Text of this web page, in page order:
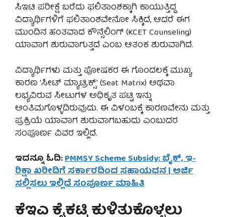
ಸಿಇಟಿ ಪರೀಕ್ಷೆ ಬರೆದು ಫಲಿತಾಂಶಕ್ಕಾಗಿ ಕಾಯುತ್ತಿದ್ದ
ವಿದ್ಯಾರ್ಥಿಗಳಿಗೆ ಫಲಿತಾಂಶವೇನೋ ಸಿಕ್ಕಿದೆ, ಆದರೆ ಈಗ
ಮುಂದಿನ ಹಂತವಾದ ಕೌನ್ಸೆಲಿಂಗ್ (KCET Counseling)
ಯಾವಾಗ ಶುರುವಾಗುತ್ತದೆ ಎಂಬ ಆತಂಕ ಶುರುವಾಗಿದೆ.
ವಿದ್ಯಾರ್ಥಿಗಳು ಮತ್ತು ಪೋಷಕರ ಈ ಗೊಂದಲಕ್ಕೆ ಮುಖ್ಯ
ಕಾರಣ ‘ಸೀಟ್ ಮ್ಯಾಟ್ರಿಕ್ಸ್’ (Seat Matrix) ಅಥವಾ
ಲಭ್ಯವಿರುವ ಸೀಟುಗಳ ಅಧಿಕೃತ ಪಟ್ಟಿ ಇನ್ನು
ಅಂತಿಮಗೊಳ್ಳದಿರುವುದು. ಈ ವಿಳಂಬಕ್ಕೆ ಕಾರಣವೇನು ಮತ್ತು
ಪ್ರಕ್ರಿಯೆ ಯಾವಾಗ ಶುರುವಾಗಬಹುದು ಎಂಬುದರ
ಸಂಪೂರ್ಣ ವಿವರ ಇಲ್ಲಿದೆ.
ಇದನ್ನೂ ಓದಿ:PMMSY Scheme Subsidy: ಬೈಕ್, ಇ-
ರಿಕ್ಷಾ ಖರೀದಿಗೆ ಸರ್ಕಾರದಿಂದ ಸಹಾಯಧನ | ಅರ್ಜಿ
ಸಲ್ಲಿಸಲು ಇಲ್ಲಿದೆ ಸಂಪೂರ್ಣ ಮಾಹಿತಿ
ಕೆಇಎ ಕೈಕಟ್ಟಿ ಕುಳಿತುಕೊಳ್ಳಲು